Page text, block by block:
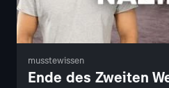
musstewissen
Ende des Zweiten